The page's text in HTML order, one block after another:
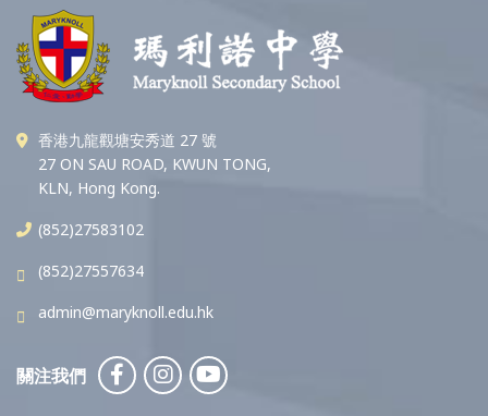
香港九龍觀塘安秀道 27 號
27 ON SAU ROAD, KWUN TONG,
KLN, Hong Kong.
(852)27583102
(852)27557634
admin@maryknoll.edu.hk
關注我們